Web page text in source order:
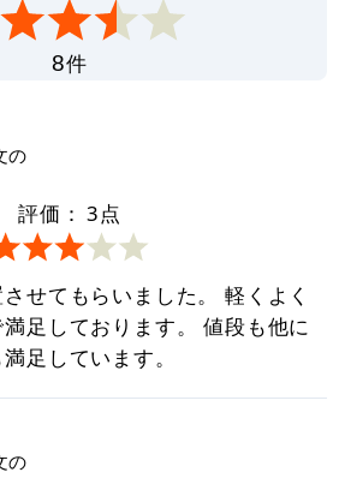
8件
の
評価： 3点
せてもらいました。 軽くよく
足しております。 値段も他に
足しています。
の